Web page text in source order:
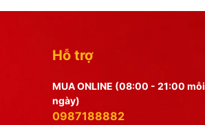
Hỗ trợ
MUA ONLINE (08:00 - 21:00 mỗi
ngày)
0987188882